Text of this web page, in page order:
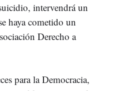
intervendrá un
haya cometido un
Derecho a
para la Democracia,